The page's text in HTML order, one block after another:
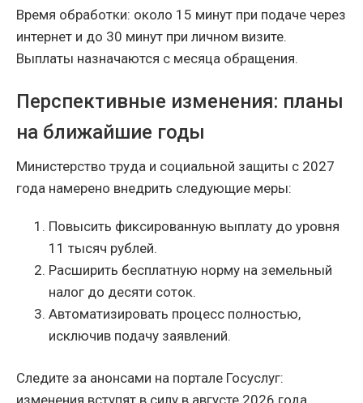
Время обработки: около 15 минут при подаче через
интернет и до 30 минут при личном визите.
Выплаты назначаются с месяца обращения.
Перспективные изменения: планы
на ближайшие годы
Министерство труда и социальной защиты с 2027
года намерено внедрить следующие меры:
Повысить фиксированную выплату до уровня
11 тысяч рублей.
Расширить бесплатную норму на земельный
налог до десяти соток.
Автоматизировать процесс полностью,
исключив подачу заявлений.
Следите за анонсами на портале Госуслуг:
изменения вступят в силу в августе 2026 года.